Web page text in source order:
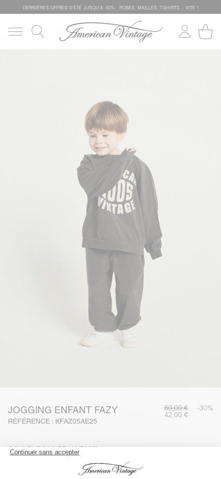
DERNIÈRES OFFRES D'ÉTÊ JUSQU'À -50% : ROBES, MAILLES, T-SHIRTS... VITE !
JOGGING ENFANT FAZY
RÉFÉRENCE : KFAZ05AE25
60,00 € -30%
42,00 €
COULEUR| ACIER VINTAGE